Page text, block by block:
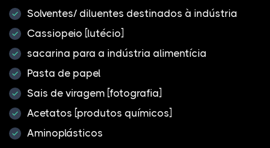
Solventes/ diluentes destinados à indústria
Cassiopeio [lutécio]
sacarina para a indústria alimentícia
Pasta de papel
Sais de viragem [fotografia]
Acetatos [produtos químicos]
Aminoplásticos